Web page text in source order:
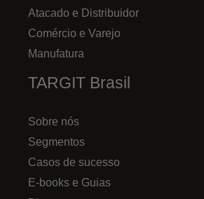
Atacado e Distribuidor
Comércio e Varejo
Manufatura
TARGIT Brasil
Sobre nós
Segmentos
Casos de sucesso
E-books e Guias